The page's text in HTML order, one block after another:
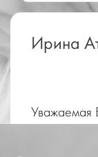
Ирина
Уважаемая
понимания